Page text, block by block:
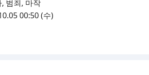
범죄, 마작
00:50 (수)